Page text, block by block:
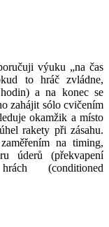
výuku „na čas
to hráč zvládne,
a na konec se
zahájit sólo cvičením
okamžik a místo
rakety při zásahu.
na timing,
úderů (překvapení
(conditioned